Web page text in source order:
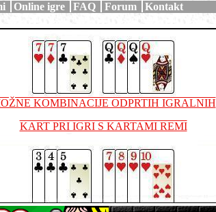
Online igre FAQ Forum Kontakt
KOMBINACIJE ODPRTIH IGRALNIH
KART PRI IGRI S KARTAMI REMI